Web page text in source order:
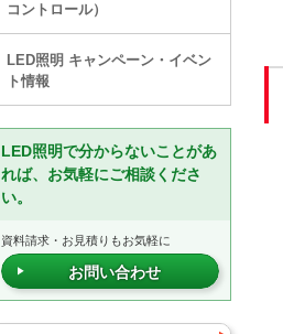
コントロール）
LED照明 キャンペーン・イベン
ト情報
LED照明で分からないことがあ
れば、お気軽にご相談くださ
い。
資料請求・お見積りもお気軽に
お問い合わせ